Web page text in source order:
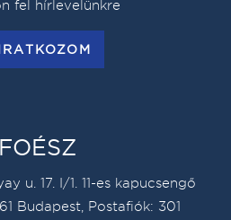
fel hírlevelünkre
u. 17. I/1. 11-es kapucsengő
Budapest, Postafiók: 301